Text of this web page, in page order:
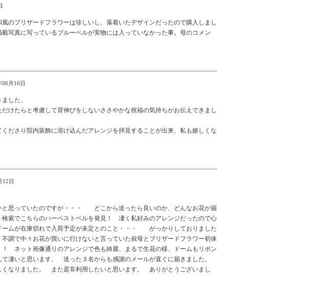
のプリザードフラワーは珍しいし、落着いたデザインだったので購入しまし
写真に写っているブルーベルが実物には入っていなかった事。母のコメン
06月16日
した。
けたらと考慮して背伸びをしないささやかな祝福の気持ちがお伝えできまし
ださり院内装飾に溶け込んだアレンジを拝見することが出来、私も嬉しくな
12日
と思っていたのですが・・・ どこから送ったら良いのか、どんなお花が届
検索でこちらのハーベストベルを発見！ 凄く私好みのアレンジだったので心
ムが在庫切れで入荷予定が未定とのこと・・・ がっかりしておりました
調で中々お花が買いに行けないと言っていた叔母とブリザードフラワー初体
ネット画像通りのアレンジで色も綺麗、まるで生花の様、ドームもリボン
凄いと思います。 送った３名からも感謝のメールが直ぐに届きました。
くなりました。 また是非利用したいと思います。 ありがとうございまし